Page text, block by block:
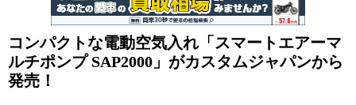
コンパクトな電動空気入れ「スマートエアーマ
ルチポンプ SAP2000」がカスタムジャパンから
発売！